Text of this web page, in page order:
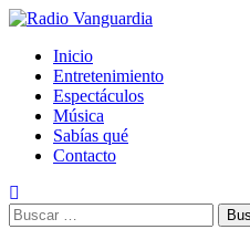
Skip
content
Radio Vanguardia
Tu música y mucho mas
Primary
Menu
Inicio
Entretenimiento
Espectáculos
Música
Sabías qué
Contacto
Buscar: